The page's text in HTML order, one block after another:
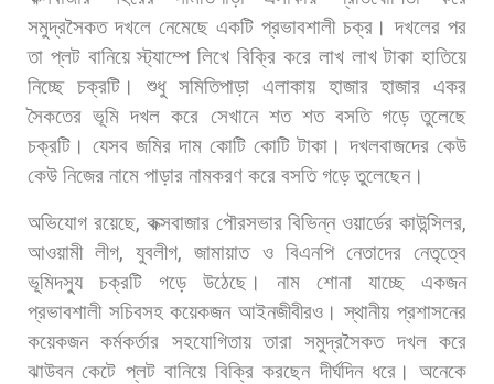
সমুদ্রসৈকত দখলে নেমেছে একটি প্রভাবশালী চক্র। দখলের পর
তা প্লট বানিয়ে স্ট্যাম্পে লিখে বিক্রি করে লাখ লাখ টাকা হাতিয়ে
নিচ্ছে চক্রটি। শুধু সমিতিপাড়া এলাকায় হাজার হাজার একর
সৈকতের ভূমি দখল করে সেখানে শত শত বসতি গড়ে তুলেছে
চক্রটি। যেসব জমির দাম কোটি কোটি টাকা। দখলবাজদের কেউ
কেউ নিজের নামে পাড়ার নামকরণ করে বসতি গড়ে তুলেছেন।
অভিযোগ রয়েছে, কক্সবাজার পৌরসভার বিভিন্ন ওয়ার্ডের কাউন্সিলর,
আওয়ামী লীগ,যুবলীগ,জামায়াত ও বিএনপি নেতাদের নেতৃত্বে
ভূমিদস্যু
চক্রটি গড়ে উঠেছে। নাম শোনা যাচ্ছে
একজন
প্রভাবশালী সচিবসহ কয়েকজন আইনজীবীরও। স্থানীয় প্রশাসনের
কয়েকজন কর্মকর্তার সহযোগিতায় তারা সমুদ্রসৈকত দখল করে
ঝাউবন কেটে প্লট বানিয়ে বিক্রি করছেন দীর্ঘদিন ধরে। অনেকে